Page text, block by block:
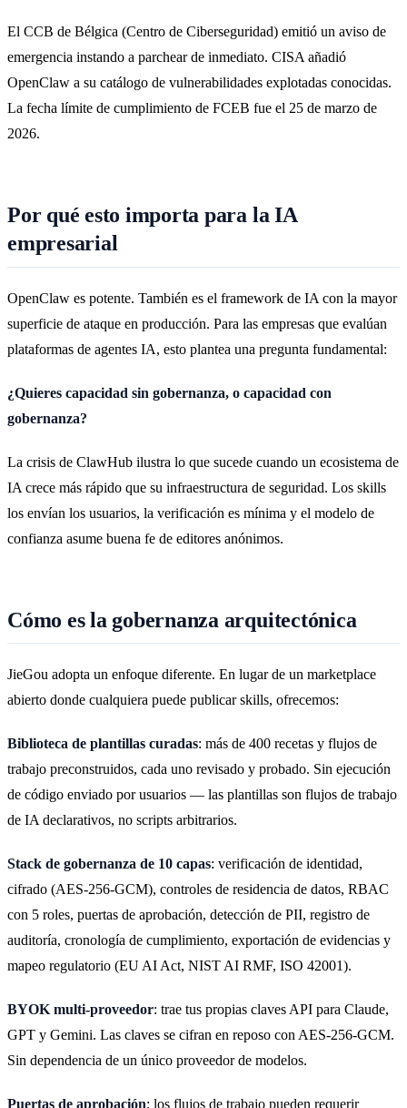
El CCB de Bélgica (Centro de Ciberseguridad) emitió un aviso de
emergencia instando a parchear de inmediato. CISA añadió
OpenClaw a su catálogo de vulnerabilidades explotadas conocidas.
La fecha límite de cumplimiento de FCEB fue el 25 de marzo de
2026.
Por qué esto importa para la IA
empresarial
OpenClaw es potente. También es el framework de IA con la mayor
superficie de ataque en producción. Para las empresas que evalúan
plataformas de agentes IA, esto plantea una pregunta fundamental:
¿Quieres capacidad sin gobernanza, o capacidad con
gobernanza?
La crisis de ClawHub ilustra lo que sucede cuando un ecosistema de
IA crece más rápido que su infraestructura de seguridad. Los skills
los envían los usuarios, la verificación es mínima y el modelo de
confianza asume buena fe de editores anónimos.
Cómo es la gobernanza arquitectónica
JieGou adopta un enfoque diferente. En lugar de un marketplace
abierto donde cualquiera puede publicar skills, ofrecemos:
Biblioteca de plantillas curadas: más de 400 recetas y flujos de
trabajo preconstruidos, cada uno revisado y probado. Sin ejecución
de código enviado por usuarios — las plantillas son flujos de trabajo
de IA declarativos, no scripts arbitrarios.
Stack de gobernanza de 10 capas: verificación de identidad,
cifrado (AES-256-GCM), controles de residencia de datos, RBAC
con 5 roles, puertas de aprobación, detección de PII, registro de
auditoría, cronología de cumplimiento, exportación de evidencias y
mapeo regulatorio (EU AI Act, NIST AI RMF, ISO 42001).
BYOK multi-proveedor: trae tus propias claves API para Claude,
GPT y Gemini. Las claves se cifran en reposo con AES-256-GCM.
Sin dependencia de un único proveedor de modelos.
Puertas de aprobación: los flujos de trabajo pueden requerir